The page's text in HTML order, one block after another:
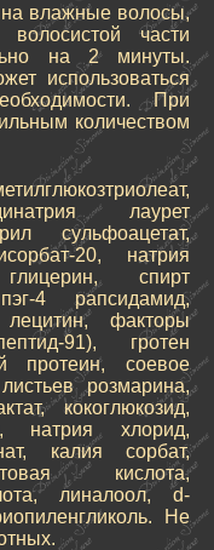
влажные волосы,
части
на 2 минуты.
использоваться
При
количеством
лаурет
сульфоацетат,
20, натрия
спирт
4 рапсидамид,
лецитин, факторы
91), гротен
протеин, соевое
розмарина,
кокоглюкозид,
натрия хлорид,
калия сорбат,
кислота,
линалоол, d-
Не